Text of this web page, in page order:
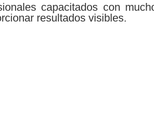
capacitados con
resultados visibles.